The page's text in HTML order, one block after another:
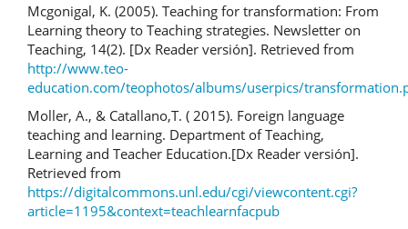
Mcgonigal, K. (2005). Teaching for transformation: From
Learning theory to Teaching strategies. Newsletter on
Teaching, 14(2). [Dx Reader versión]. Retrieved from
http://www.teo-
education.com/teophotos/albums/userpics/
Moller, A., & Catallano,T. ( 2015). Foreign language
teaching and learning. Department of Teaching,
Learning and Teacher Education.[Dx Reader versión].
Retrieved from
https://digitalcommons.unl.edu/cgi/viewcontent.cgi?
article=1195&context=teachlearnfacpub